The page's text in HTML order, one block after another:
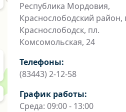
Республика Мордовия,
Краснослободский район,
Краснослободск, пл.
Комсомольская, 24
Телефоны:
(83443) 2-12-58
График работы:
Среда: 09:00 - 13:00